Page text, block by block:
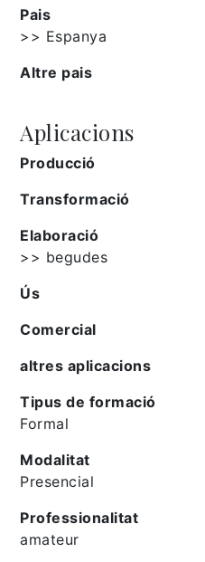
Pais
>> Espanya
Altre pais
Aplicacions
Producció
Transformació
Elaboració
>> begudes
Ús
Comercial
altres aplicacions
Tipus de formació
Formal
Modalitat
Presencial
Professionalitat
amateur